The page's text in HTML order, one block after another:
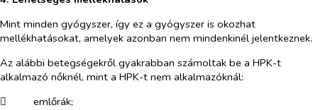
Mint minden gyógyszer, így ez a gyógyszer is okozhat
mellékhatásokat, amelyek azonban nem mindenkinél jelentkeznek.
Az alábbi betegségekről gyakrabban számoltak be a HPK-t
alkalmazó nőknél, mint a HPK-t nem alkalmazóknál:
​
emlőrák;